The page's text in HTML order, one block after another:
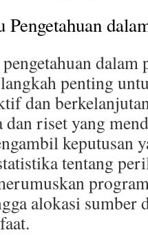
dalam
penting
dan
dan riset yang
keputusan
tentang
alokasi sumber